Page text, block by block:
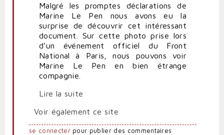
Malgré les promptes déclarations de
Marine Le Pen nous avons eu la
surprise de découvrir cet intéressant
document. Sur cette photo prise lors
d’un événement officiel du Front
National à Paris, nous pouvons voir
Marine Le Pen en bien étrange
compagnie.
Lire la suite
Voir également ce site
se connecterpour publier des commentaires